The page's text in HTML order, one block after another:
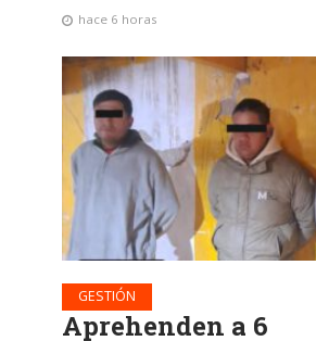
hace 6 horas
GESTIÓN
Aprehenden a 6